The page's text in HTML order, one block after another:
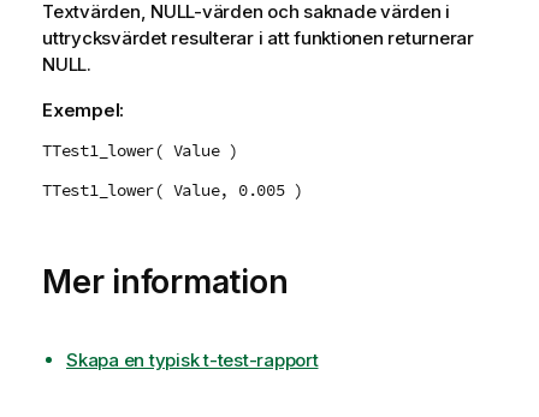
Textvärden, NULL-värden och saknade värden i
uttrycksvärdet resulterar i att funktionen returnerar
NULL.
Exempel:
TTest1_lower( Value )
TTest1_lower( Value, 0.005 )
Mer information
Skapa en typisk t-test-rapport